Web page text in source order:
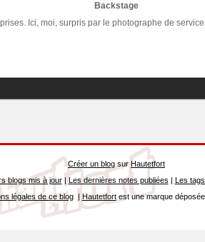
Backstage
Ici, moi, surpris par le photographe de
Créer un blog surHautetfort
blogs mis à jour| Les dernières notes publiées | Les
légales de ce blog| Hautetfortest une marque